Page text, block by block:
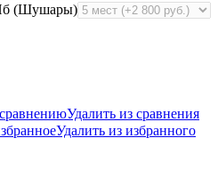
(Шушары)
Удалить из сравнения
Удалить из избранного